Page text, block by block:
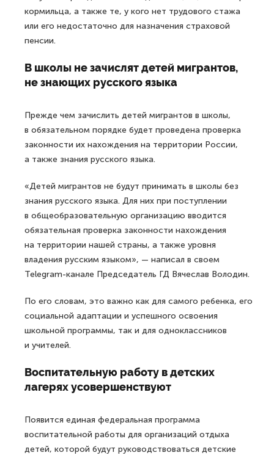
кормильца, а также те, у кого нет трудового стажа
или его недостаточно для назначения страховой
пенсии.
В школы не зачислят детей мигрантов,
не знающих русского языка
Прежде чем зачислить детей мигрантов в школы,
в обязательном порядке будет проведена проверка
законности их нахождения на территории России,
а также знания русского языка.
«Детей мигрантов не будут принимать в школы без
знания русского языка. Для них при поступлении
в общеобразовательную организацию вводится
обязательная проверка законности нахождения
на территории нашей страны, а также уровня
владения русским языком», — написал в своем
Telegram-канале Председатель ГД Вячеслав Володин.
По его словам, это важно как для самого ребенка, его
социальной адаптации и успешного освоения
школьной программы, так и для одноклассников
и учителей.
Воспитательную работу в детских
лагерях усовершенствуют
Появится единая федеральная программа
воспитательной работы для организаций отдыха
детей, которой будут руководствоваться детские